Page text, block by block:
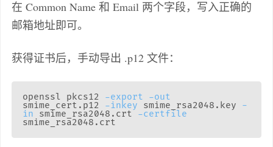
在 Common Name 和 Email 两个字段，写入正确的
邮箱地址即可。
获得证书后，手动导出 .p12 文件：
openssl pkcs12 -export
-out
smime_cert.p12 -inkey smime_rsa2048.key -
in smime_rsa2048.crt -certfile